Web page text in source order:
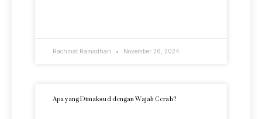
Rachmat Ramadhan November 26, 2024
Apa yang Dimaksud dengan Wajah Cerah?